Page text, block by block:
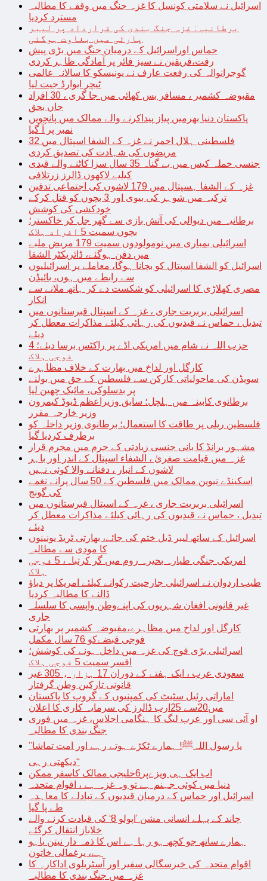
اسرائیل نے سلامتی کونسل کا غزہ جنگ میں وقفے کا مطالبہ
مسترد کردیا
برطانیہ: غزہ جنگ بندی کی قرارداد پر لیبر
پارٹی میں بغاوت ہوگئی
حماس اوراسرائیل کے درمیان جنگ میں بڑی پیش
رفت،فریقین نے سیز فائر پر آمادگی ظاہر کردی
گوجرانوالہ کی رفعت عارف نے یونیسکو کا سالانہ عالمی
ٹیچر ایوارڈ جیت لیا
مقبوضہ کشمیر ، مسافر بس کھائی میں جا گری ، 30 افراد
جاں بحق
پاکستان دنیا بھرمیں پیاز پیداکرنے والے ممالک میں پانچویں
نمبر پر آ گیا
فلسطینی ہلال احمر نے غزہ کے الشفا اسپتال میں 32
مریضوں کی شہادت کی تصدیق کردی
جنسی حملہ کیس میں بے گناہ 35 سال سزا کاٹنے والے قیدی
کیلیے لاکھوں ڈالرز زرتلافی
غزہ کے الشفا ہسپتال میں 179 لاشوں کی اجتماعی تدفین
ترکیہ میں شوہر کی بیوی اور 3 بچوں کو قتل کرکے
خودکشی کی کوشش
برطانیہ میں دیوالی کی آتش بازی سے گھر جل کر خاکستر؛
بچوں سمیت 5 افراد ہلاک
اسرائیلی بمباری میں نومولودوں سمیت 179 مریض ملبے
میں دفن ہوگئے، ڈائریکٹر الشفا
اسرائیل کو الشفا اسپتال کو بچانا ہوگا، معاملے پر اسرائیلیوں
سے رابطے میں ہوں، بائیڈن
مصری کھلاڑی کا اسرائیلی کو شکست دے کر ہاتھ ملانے سے
انکار
اسرائیلی بربریت جاری ، غزہ کے اسپتال قبرستانوں میں
تبدیل ، حماس نے قیدیوں کی رہائی کیلئے مذاکرات معطل کر
دیئے
حزب اللہ نے شام میں امریکی اڈے پر راکٹس برسا دیئے؛ 4
فوجی ہلاک
کارگل اور لداخ میں بھارت کے خلاف مظاہرے
سویڈن کی ماحولیاتی کارکن سے فلسطین کے حق میں بولنے
پر بدسلوکی، مائیک چھین لیا
برطانوی کابینہ میں ہلچل؛ سابق وزیراعظم ڈیوڈ کیمرون
وزیر خارجہ مقرر
فلسطین ریلی پر طاقت کا استعمال؛ برطانوی وزیر داخلہ کو
برطرف کردیا گیا
مشہور برانڈ کا بانی جنسی زیادتی کے جرم میں مجرم قرار
غزہ میں قیامت صغریٰ ، الشفاء اسپتال کے اندر اور باہر
لاشوں کے انبار ، دفنانے والا کوئی نہیں
اسکینڈے نیوین ممالک میں فلسطین کے 50 سال پرانے نغمے
کی گونج
اسرائیلی بربریت جاری ، غزہ کے اسپتال قبرستانوں میں
تبدیل ، حماس نے قیدیوں کی رہائی کیلئے مذاکرات معطل کر
دیئے
اسرائیل کے ساتھ لیبر ڈیل ختم کی جائے، بھارتی ٹریڈ یونینوں
کا مودی سے مطالبہ
امریکی جنگی طیارہ بحیرہ روم میں گر کرتباہ، 5 فوجی
ہلاک
طیب اردوان نے اسرائیلی جارحیت رکوانے کیلئے امریکا پر دباؤ
ڈالنے کا مطالبہ کردیا
غیر قانونی افغان شہریوں کی اپنےوطن واپسی کا سلسلہ
جاری
کارگل اور لداخ میں مظاہرے،مقبوضہ کشمیر پر بھارتی
فوجی قبضےکو 76 سال مکمل
اسرائیلی برّی فوج کی غزہ میں داخل ہونے کی کوشش؛
افسر سمیت 5 فوجی ہلاک
سعودی عرب ، ایک ہفتے کے دوران 17 ہزار ، 305 غیر
قانونی تارکین وطن گرفتار
اماراتی رئیل سٹیٹ کی کمپنیوں کے گروپ کا پاکستان
میں20سے 25ارب ڈالرز کی سرمایہ کاری کا اعلان
او آئی سی اور عرب لیگ کا ہنگامی اجلاس، غزہ میں فوری
جنگ بندی کا مطالبہ
’’یا رسول اللہﷺ! ہمارے ٹکڑے ہوتے رہے اور امت تماشا
دیکھتی رہی‘‘
اب ایک ہی ویزےپر6خلیجی ممالک کاسفر ممکن
دنیا میں کوئی جہنم ہے تو وہ غزہ ہے ، اقوام متحدہ
اسرائیل اور حماس کے درمیان قیدیوں کے تبادلے کا معاہدہ
طے پا گیا
چاند کے پہلے انسانی مشن ’اپولو 8‘ کی قیادت کرنے والے
خلاباز انتقال کرگئے
ہمارے ساتھ جو کچھ ہو رہا ہے اس کا ذمہ دار نیتن یاہو
ہے، یرغمالی خاتون
اقوام متحدہ کی خیرسگالی سفیر اور آسٹریلوی اداکارہ کا
غزہ میں جنگ بندی کا مطالبہ